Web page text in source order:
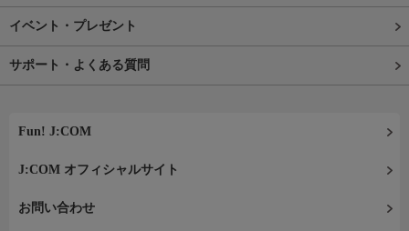
イベント・プレゼント
サポート・よくある質問
Fun! J:COM
J:COM オフィシャルサイト
お問い合わせ